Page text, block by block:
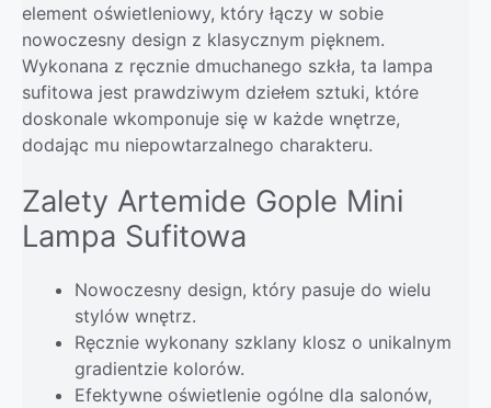
element oświetleniowy, który łączy w sobie
nowoczesny design z klasycznym pięknem.
Wykonana z ręcznie dmuchanego szkła, ta lampa
sufitowa jest prawdziwym dziełem sztuki, które
doskonale wkomponuje się w każde wnętrze,
dodając mu niepowtarzalnego charakteru.
Zalety Artemide Gople Mini
Lampa Sufitowa
Nowoczesny design, który pasuje do wielu
stylów wnętrz.
Ręcznie wykonany szklany klosz o unikalnym
gradientzie kolorów.
Efektywne oświetlenie ogólne dla salonów,